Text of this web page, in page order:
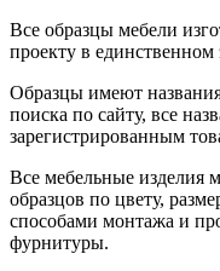
Все образцы мебели
проекту в единственном
Образцы имеют
поиска по сайту, все
зарегистрированным
Все мебельные изделия
образцов по цвету,
способами монтажа и
фурнитуры.